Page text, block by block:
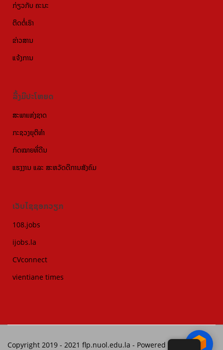
ກ່ຽວກັບ ຄະນະ
ຕິດຕໍ່ເຮົາ
ຂ່າວສານ
ແຈ້ງການ
ລີ້ງມີປະໂຫຍດ
ສະພາແຫ່ງຊາດ
ກະຊວງຍຸຕິທຳ
ກົດໝາຍທີ່ດີນ
ແຮງງານ ແລະ ສະຫວັດດີການສັງຄົມ
ເວັບໄຊຊອກວຽກ
108.jobs
ijobs.la
CVconnect
vientiane times
Copyright 2019 - 2021 flp.nuol.edu.la - Powered by LAOITDEV.